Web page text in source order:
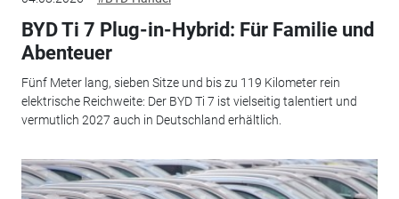
BYD Ti 7 Plug-in-Hybrid: Für Familie und
Abenteuer
Fünf Meter lang, sieben Sitze und bis zu 119 Kilometer rein
elektrische Reichweite: Der BYD Ti 7 ist vielseitig talentiert und
vermutlich 2027 auch in Deutschland erhältlich.